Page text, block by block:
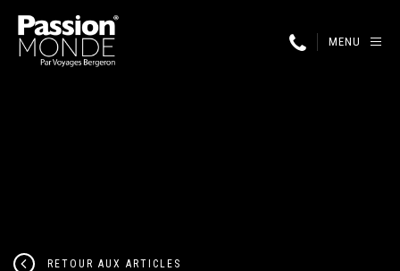
MENU
RETOUR AUX ARTICLES